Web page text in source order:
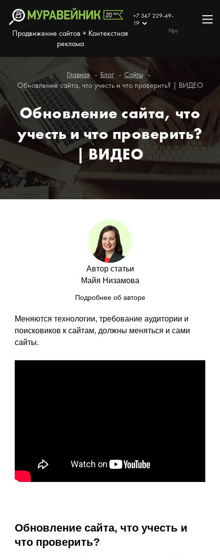
Продвижение сайтов + Контекстная
реклама
+7 347 229-49-
19
Уфа
Главная Блог Сайты
Обновление сайта, что учесть и что проверить? | ВИДЕО
Обновление сайта, что
учесть и что проверить?
| ВИДЕО
Автор статьи
Майя Низамова
Подробнее об авторе
Меняются технологии, требование аудитории и
поисковиков к сайтам, должны меняться и сами
сайты.
Обновление сайта, что учесть и
что проверить?